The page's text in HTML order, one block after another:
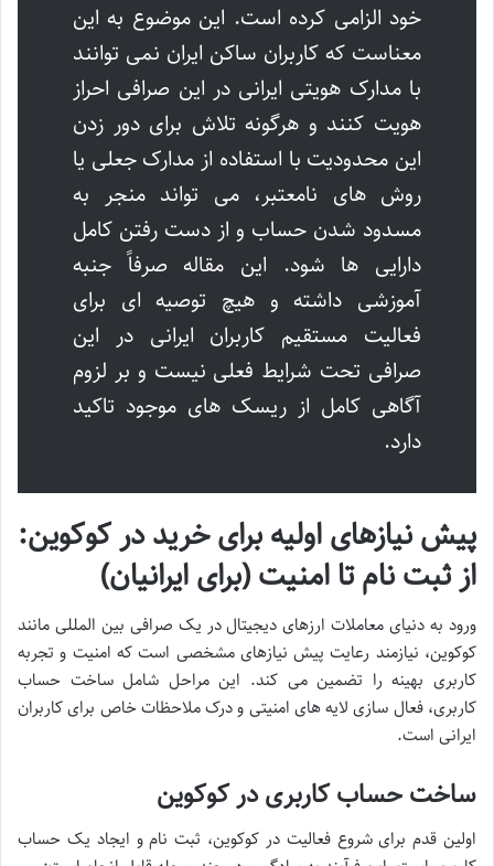
خود الزامی کرده است. این موضوع به این
معناست که کاربران ساکن ایران نمی توانند
با مدارک هویتی ایرانی در این صرافی احراز
هویت کنند و هرگونه تلاش برای دور زدن
این محدودیت با استفاده از مدارک جعلی یا
روش های نامعتبر، می تواند منجر به
مسدود شدن حساب و از دست رفتن کامل
دارایی ها شود. این مقاله صرفاً جنبه
آموزشی داشته و هیچ توصیه ای برای
فعالیت مستقیم کاربران ایرانی در این
صرافی تحت شرایط فعلی نیست و بر لزوم
آگاهی کامل از ریسک های موجود تاکید
دارد.
پیش نیازهای اولیه برای خرید در کوکوین:
از ثبت نام تا امنیت (برای ایرانیان)
ورود به دنیای معاملات ارزهای دیجیتال در یک صرافی بین المللی مانند
کوکوین، نیازمند رعایت پیش نیازهای مشخصی است که امنیت و تجربه
کاربری بهینه را تضمین می کند. این مراحل شامل ساخت حساب
کاربری، فعال سازی لایه های امنیتی و درک ملاحظات خاص برای کاربران
ایرانی است.
ساخت حساب کاربری در کوکوین
اولین قدم برای شروع فعالیت در کوکوین، ثبت نام و ایجاد یک حساب